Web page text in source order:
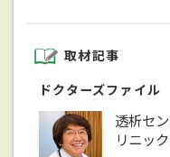
取材記事
ドクターズファイル
透析セ
リニッ